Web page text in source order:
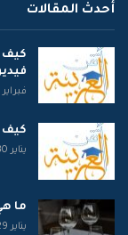
أحدث المقالات
كيف
فبراير 7, 2026
كيف
يناير 30, 2026
ما
يناير 29, 2026